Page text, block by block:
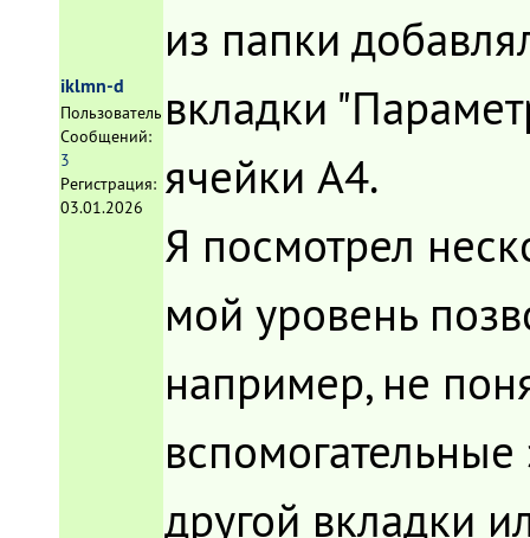
iklmn-d
Пользователь
Сообщений:
3
Регистрация:
03.01.2026
из папки
вкладки
ячейки A4.
Я посмотрел
мой уровень
например, не
другой вкладки